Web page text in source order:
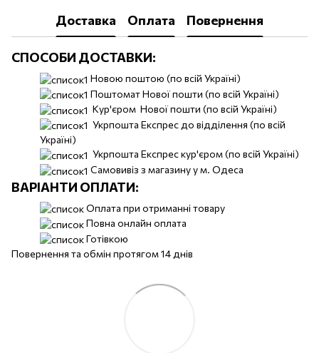
Доставка Оплата Повернення
СПОСОБИ ДОСТАВКИ:
Новою поштою (по всій Україні)
Поштомат Нової пошти (по всій Україні)
Кур'єром Нової пошти (по всій Україні)
Укрпошта Експрес до відділення (по всій
Україні)
Укрпошта Експрес кур'єром (по всій Україні)
Самовивіз з магазину у м. Одеса
ВАРІАНТИ ОПЛАТИ:
Оплата при отриманні товару
Повна онлайн оплата
Готівкою
Повернення та обмін протягом 14 днів